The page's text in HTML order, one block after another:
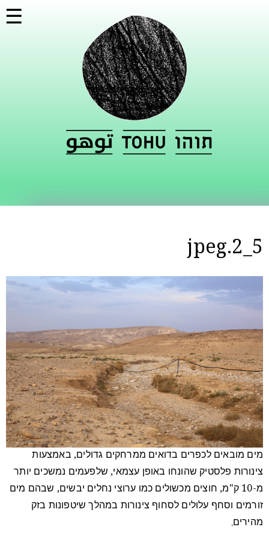
☰
5_2.jpeg
מים מובאים לכפרים בדואים ממרחקים גדולים, באמצעות
צינורות פלסטיק שהונחו באופן עצמאי, שלפעמים נמשכים יותר
מ-10 ק"מ, חוצים מכשולים כמו ערוצי נחלים יבשים, שבהם מים
זורמים וסחף עלולים לסחוף צינורות במהלך שיטפונות בזק
מהירים.